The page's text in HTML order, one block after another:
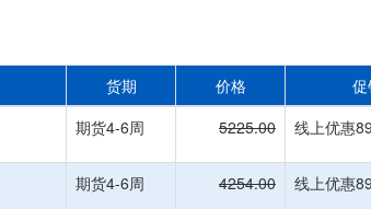
货期 价格
期货4-6周 5225.00 线上优惠
期货4-6周 4254.00 线上优惠